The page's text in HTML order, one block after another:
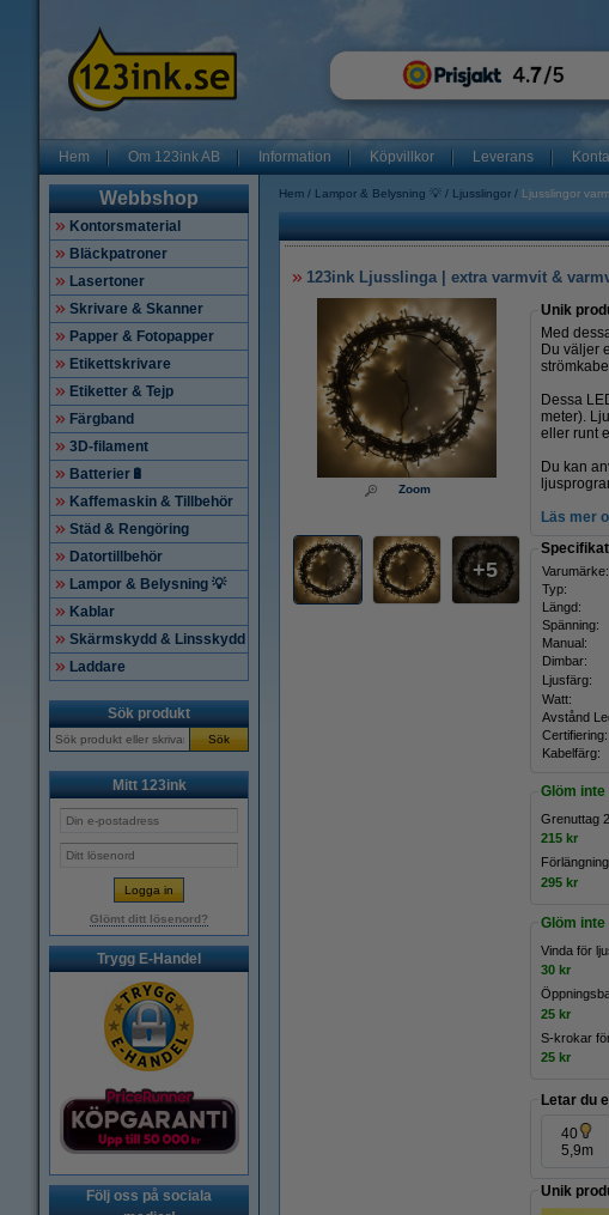
Hem Om 123ink AB Information Köpvillkor Leverans
Webbshop
Kontorsmaterial
Bläckpatroner
Lasertoner
Skrivare & Skanner
Papper & Fotopapper
Etikettskrivare
Etiketter & Tejp
Färgband
3D-filament
Batterier🔋
Kaffemaskin & Tillbehör
Städ & Rengöring
Datortillbehör
Lampor & Belysning 💡
Kablar
Skärmskydd & Linsskydd
Laddare
Sök produkt
Sök
Mitt 123ink
Glömt ditt lösenord?
Trygg E-Handel
Följ oss på sociala
Hem Lampor & Belysning 💡 Ljusslingor Ljusslingor
123ink Ljusslinga | extra varmvit &
Zoom
5
Unik
Med
Du väljer
Dessa
meter).
eller runt
Du kan
Läs mer
Varumärke:
Typ:
Längd:
Spänning:
Manual:
Dimbar:
Ljusfärg:
Watt:
Avstånd
Certifiering:
Kabelfärg:
Glöm
Grenuttag
215 kr
295 kr
Glöm
Vinda för
30 kr
25 kr
S-krokar
25 kr
Letar du
40
5,9m
Unik